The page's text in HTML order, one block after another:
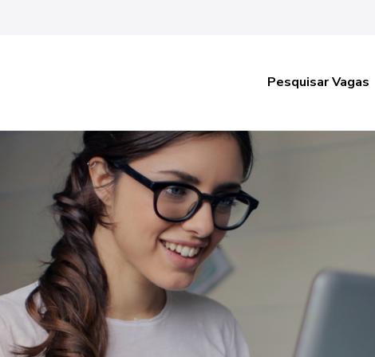
Pesquisar Vagas